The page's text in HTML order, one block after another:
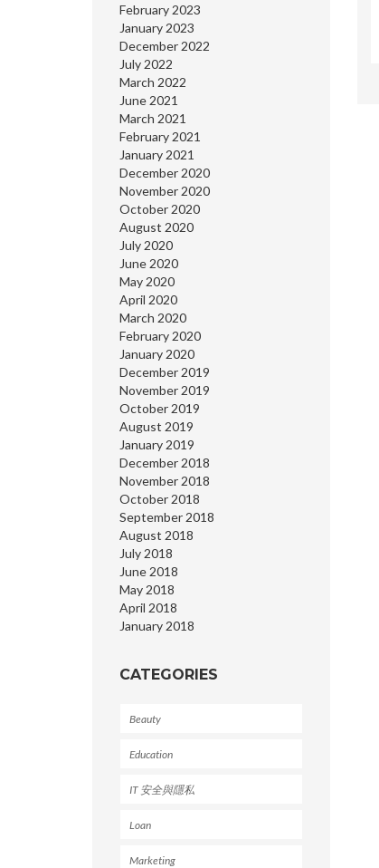
February 2023
January 2023
December 2022
July 2022
March 2022
June 2021
March 2021
February 2021
January 2021
December 2020
November 2020
October 2020
August 2020
July 2020
June 2020
May 2020
April 2020
March 2020
February 2020
January 2020
December 2019
November 2019
October 2019
August 2019
January 2019
December 2018
November 2018
October 2018
September 2018
August 2018
July 2018
June 2018
May 2018
April 2018
January 2018
CATEGORIES
Beauty
Education
IT 安全與隱私
Loan
Marketing